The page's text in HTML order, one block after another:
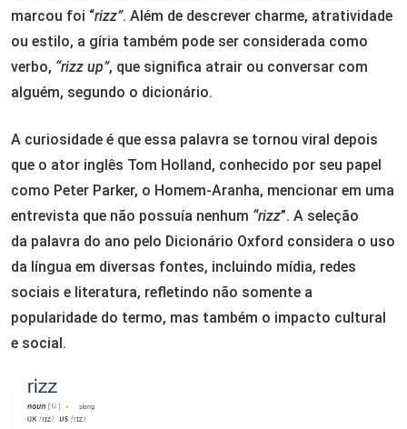
marcou foi “rizz”. Além de descrever charme, atratividade
ou estilo, a gíria também pode ser considerada como
verbo, “rizz up”, que significa atrair ou conversar com
alguém, segundo o dicionário.
A curiosidade é que essa palavra se tornou viral depois
que o ator inglês Tom Holland, conhecido por seu papel
como Peter Parker, o Homem-Aranha, mencionar em uma
entrevista que não possuía nenhum “rizz”. A seleção
da palavra do ano pelo Dicionário Oxford considera o uso
da língua em diversas fontes, incluindo mídia, redes
sociais e literatura, refletindo não somente a
popularidade do termo, mas também o impacto cultural
e social.